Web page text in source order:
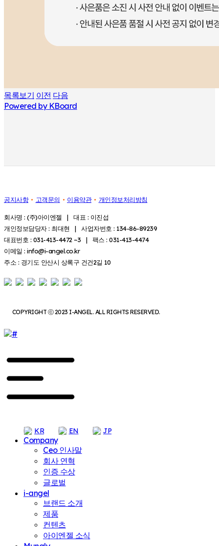
목록보기 이전 다음
Powered by KBoard
공지사항 고객문의 이용약관 개인정보처리방침
회사명 : (주)아이엔젤 | 대표 : 이진섭
개인정보담당자 : 최대현 | 사업자번호 : 134-86-89239
대표번호 : 031-413-4472 ~3 | 팩스 : 031-413-4474
이메일 : info@i-angel.co.kr
주소 : 경기도 안산시 상록구 건건2길 10
COPYRIGHT ⓒ 2023 I-ANGEL. ALL RIGHTS RESERVED.
KR EN JP
Company
Ceo 인사말
회사 연혁
인증 수상
글로벌
i-angel
브랜드 소개
제품
컨텐츠
아이엔젤 소식